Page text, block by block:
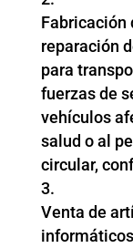
Fabricación
reparación
para
fuerzas de
vehículos
salud o al
circular,
Venta de